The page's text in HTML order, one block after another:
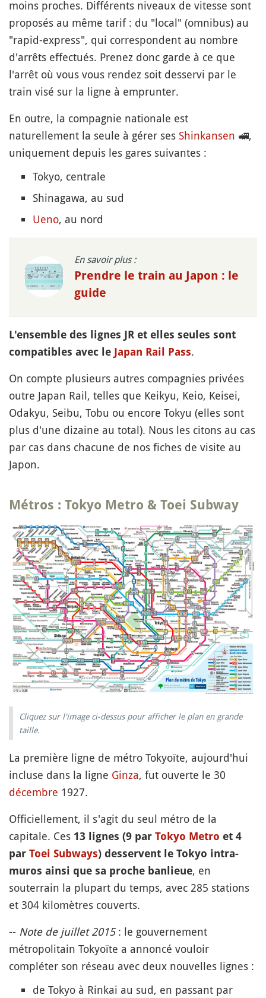
moins proches. Différents niveaux de vitesse sont
proposés au même tarif : du "local" (omnibus) au
"rapid-express", qui correspondent au nombre
d'arrêts effectués. Prenez donc garde à ce que
l'arrêt où vous vous rendez soit desservi par le
train visé sur la ligne à emprunter.
En outre, la compagnie nationale est
naturellement la seule à gérer ses Shinkansen 🚅,
uniquement depuis les gares suivantes :
Tokyo, centrale
Shinagawa, au sud
Ueno, au nord
En savoir plus :
Prendre le train au Japon : le
guide
L'ensemble des lignes JR et elles seules sont
compatibles avec le Japan Rail Pass.
On compte plusieurs autres compagnies privées
outre Japan Rail, telles que Keikyu, Keio, Keisei,
Odakyu, Seibu, Tobu ou encore Tokyu (elles sont
plus d'une dizaine au total). Nous les citons au cas
par cas dans chacune de nos fiches de visite au
Japon.
Métros : Tokyo Metro & Toei Subway
Cliquez sur l'image ci-dessus pour afficher le plan en grande
taille.
La première ligne de métro Tokyoïte, aujourd'hui
incluse dans la ligne Ginza, fut ouverte le 30
décembre 1927.
Officiellement, il s'agit du seul métro de la
capitale. Ces 13 lignes (9 par Tokyo Metro et 4
par Toei Subways) desservent le Tokyo intra-
muros ainsi que sa proche banlieue, en
souterrain la plupart du temps, avec 285 stations
et 304 kilomètres couverts.
-- Note de juillet 2015: le gouvernement
métropolitain Tokyoïte a annoncé vouloir
compléter son réseau avec deux nouvelles lignes :
de Tokyo à Rinkai au sud, en passant par